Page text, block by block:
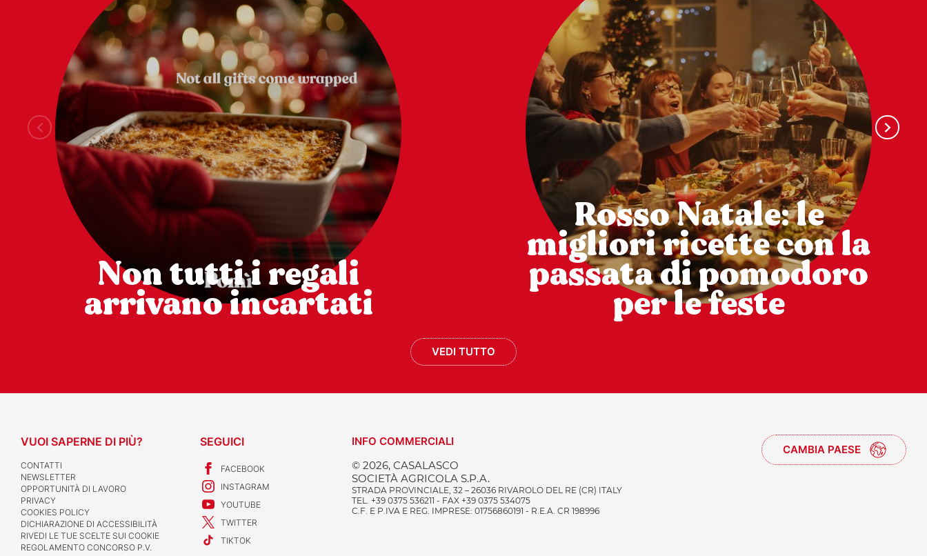
Non tutti i regali
arrivano incartati
Rosso Natale: le
migliori ricette con la
passata di pomodoro
per le feste
VEDI TUTTO
INFO COMMERCIALI
© 2026, CASALASCO
SOCIETÀ AGRICOLA S.P.A.
STRADA PROVINCIALE, 32 – 26036 RIVAROLO DEL RE (CR) ITALY
TEL. +39 0375 536211 - FAX +39 0375 534075
C.F. E P.IVA E REG. IMPRESE: 01756860191 - R.E.A. CR 198996
CAMBIA PAESE
VUOI SAPERNE DI PIÙ?
CONTATTI
NEWSLETTER
OPPORTUNITÀ DI LAVORO
PRIVACY
COOKIES POLICY
DICHIARAZIONE DI ACCESSIBILITÀ
RIVEDI LE TUE SCELTE SUI COOKIE
REGOLAMENTO CONCORSO P.V.
SEGUICI
FACEBOOK
INSTAGRAM
YOUTUBE
TWITTER
TIKTOK